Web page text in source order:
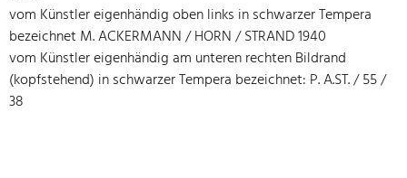
vom Künstler eigenhändig oben links in schwarzer Tempera
bezeichnet M. ACKERMANN / HORN / STRAND 1940
vom Künstler eigenhändig am unteren rechten Bildrand
(kopfstehend) in schwarzer Tempera bezeichnet: P. A.ST. / 55 /
38